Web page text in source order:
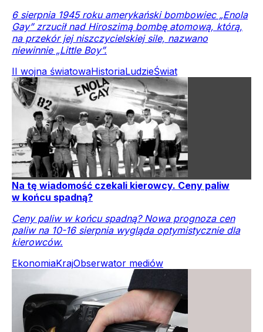
6 sierpnia 1945 roku amerykański bombowiec „Enola
Gay” zrzucił nad Hiroszimą bombę atomową, którą,
na przekór jej niszczycielskiej sile, nazwano
niewinnie „Little Boy”.
II wojna światowaHistoriaLudzieŚwiat
Na tę wiadomość czekali kierowcy. Ceny paliw
w końcu spadną?
Ceny paliw w końcu spadną? Nowa prognoza cen
paliw na 10-16 sierpnia wygląda optymistycznie dla
kierowców.
EkonomiaKrajObserwator mediów